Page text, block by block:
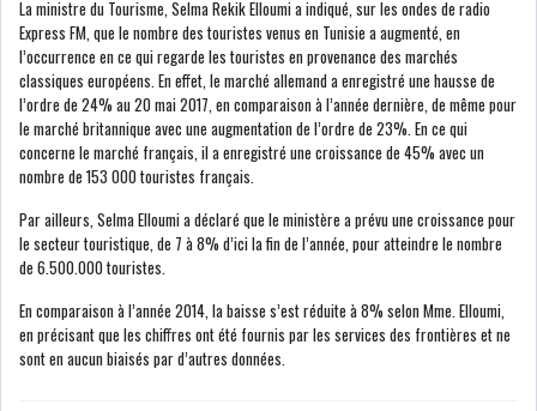
FRANCE RENFORCENT...
OFFICEPLAST CHERCHE DEUX
ADMINISTRATEURS...
L’ATB RENFORCE SON
ENGAGEMENT AUPRÈS DES...
RSS
COTATION ET ANALYSES
La ministre du Tourisme, Selma Rekik Elloumi a indiqué, sur les ondes de radio
Express FM, que le nombre des touristes venus en Tunisie a augmenté, en
l’occurrence en ce qui regarde les touristes en provenance des marchés
classiques européens. En effet, le marché allemand a enregistré une hausse de
l’ordre de 24% au 20 mai 2017, en comparaison à l’année dernière, de même pour
le marché britannique avec une augmentation de l’ordre de 23%. En ce qui
concerne le marché français, il a enregistré une croissance de 45% avec un
nombre de 153 000 touristes français.
Par ailleurs, Selma Elloumi a déclaré que le ministère a prévu une croissance pour
le secteur touristique, de 7 à 8% d’ici la fin de l’année, pour atteindre le nombre
de 6.500.000 touristes.
En comparaison à l’année 2014, la baisse s’est réduite à 8% selon Mme. Elloumi,
en précisant que les chiffres ont été fournis par les services des frontières et ne
sont en aucun biaisés par d’autres données.